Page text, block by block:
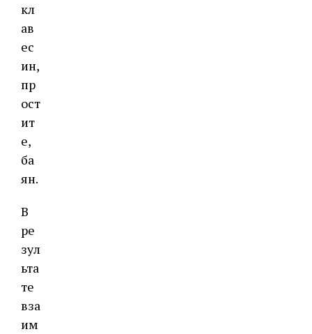
кл
ав
ес
ин,
пр
ост
ит
е,
ба
ян.
В
ре
зул
ьта
те
вза
им